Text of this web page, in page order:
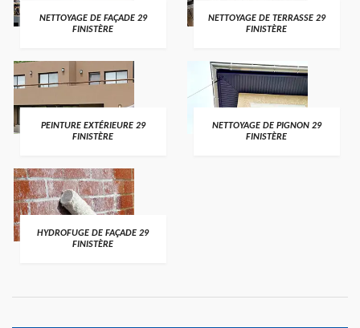
NETTOYAGE DE FAÇADE 29
FINISTÈRE
NETTOYAGE DE TERRASSE 29
FINISTÈRE
PEINTURE EXTÉRIEURE 29
FINISTÈRE
NETTOYAGE DE PIGNON 29
FINISTÈRE
HYDROFUGE DE FAÇADE 29
FINISTÈRE